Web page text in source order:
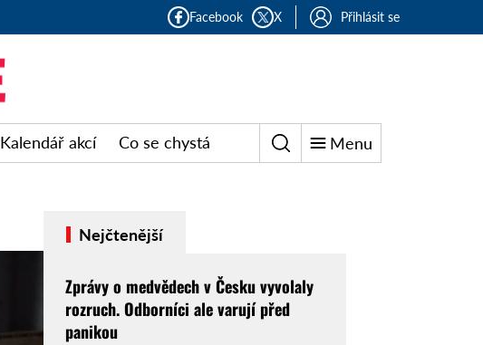
Facebook X Přihlásit se
Kalendář akcí Co se chystá Menu
Nejčtenější
Zprávy o medvědech v Česku vyvolaly
rozruch. Odborníci ale varují před
panikou